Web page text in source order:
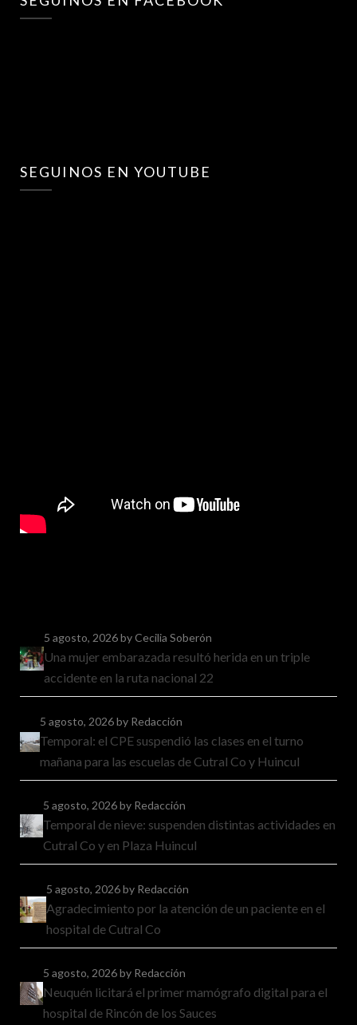
SEGUINOS EN YOUTUBE
5 agosto, 2026by Cecilia Soberón
Una mujer embarazada resultó herida en un triple
accidente en la ruta nacional 22
5 agosto, 2026by Redacción
Temporal: el CPE suspendió las clases en el turno
mañana para las escuelas de Cutral Co y Huincul
5 agosto, 2026by Redacción
Temporal de nieve: suspenden distintas actividades en
Cutral Co y en Plaza Huincul
5 agosto, 2026by Redacción
Agradecimiento por la atención de un paciente en el
hospital de Cutral Co
5 agosto, 2026by Redacción
Neuquén licitará el primer mamógrafo digital para el
hospital de Rincón de los Sauces